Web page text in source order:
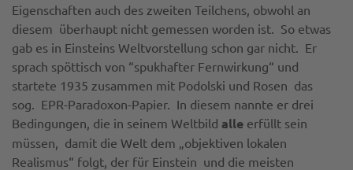
Eigenschaften auch des zweiten Teilchens, obwohl an
diesem überhaupt nicht gemessen worden ist. So etwas
gab es in Einsteins Weltvorstellung schon gar nicht. Er
sprach spöttisch von “spukhafter Fernwirkung“ und
startete 1935 zusammen mit Podolski und Rosen das
sog. EPR-Paradoxon-Papier. In diesem nannte er drei
Bedingungen, die in seinem Weltbild alle erfüllt sein
müssen, damit die Welt dem „objektiven lokalen
Realismus“ folgt, der für Einstein und die meisten